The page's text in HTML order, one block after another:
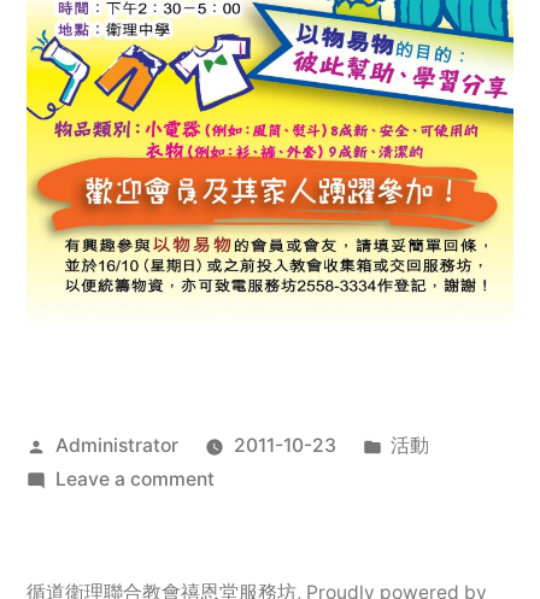
Posted
by
Administrator 2011-10-23
Posted
活動
Leave a commenton
服
循道衛理聯合教會禧恩堂服務坊, Proudly powered by